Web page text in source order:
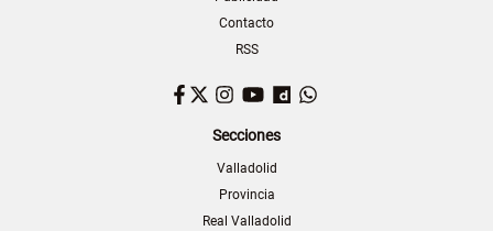
Contacto
RSS
Facebook
TwitterInstagram
YouTubeDailymotion
Secciones
Valladolid
Provincia
Real Valladolid